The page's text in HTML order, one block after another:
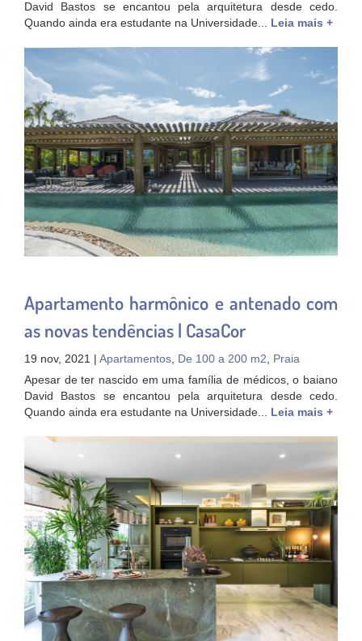
David Bastos se encantou pela arquitetura desde cedo.
Quando ainda era estudante na Universidade... Leia mais +
Apartamento harmônico e antenado com
as novas tendências | CasaCor
19 nov, 2021 | Apartamentos, De 100 a 200 m2, Praia
Apesar de ter nascido em uma família de médicos, o baiano
David Bastos se encantou pela arquitetura desde cedo.
Quando ainda era estudante na Universidade...
Leia mais +